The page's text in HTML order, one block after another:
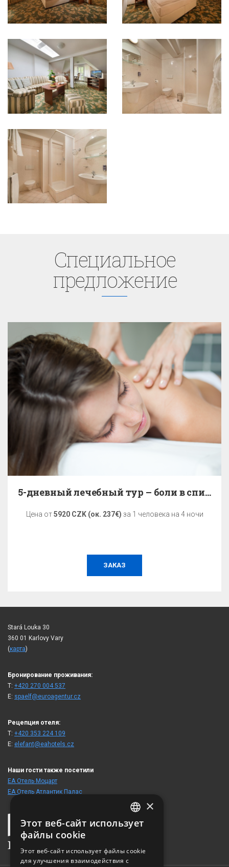
Cпециaльное
предложение
5-дневный лечебный тур – боли в спине
Цена от5920 CZK (ок. 237€) за 1 человека на 4 ночи
ЗАКАЗ
Stará Louka 30
360 01 Karlovy Vary
(карта)
Бронирование проживания:
T: +420 270 004 537
E: spaelf@euroagentur.cz
Рецепция отеля:
T: +420 353 224 109
E: elefant@eahotels.cz
Наши гости также посетили
ЕА Отель Моцарт
ЕА Отель Атлантик Палас
CZECH
×
Этот веб-сайт использует
файлы cookie
Этот веб-сайт использует файлы cookie
для улучшения взаимодействия с